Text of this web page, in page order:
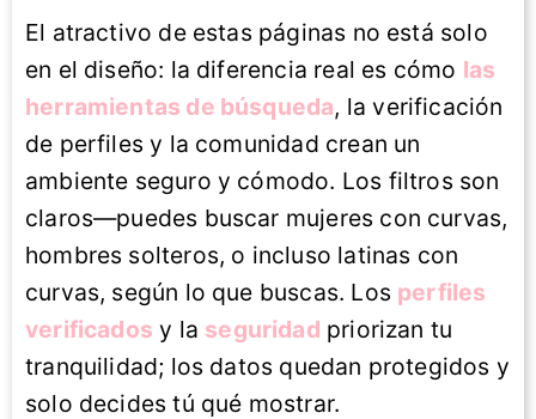
El atractivo de estas páginas no está solo
en el diseño: la diferencia real es cómo las
herramientas de búsqueda, la verificación
de perfiles y la comunidad crean un
ambiente seguro y cómodo. Los filtros son
claros—puedes buscar mujeres con curvas,
hombres solteros, o incluso latinas con
curvas, según lo que buscas. Los perfiles
verificados y la seguridad priorizan tu
tranquilidad; los datos quedan protegidos y
solo decides tú qué mostrar.